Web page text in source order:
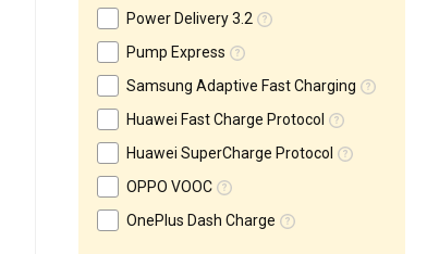
Power Delivery 3.2
Pump Express
Samsung Adaptive Fast Charging
Huawei Fast Charge Protocol
Huawei SuperCharge Protocol
OPPO VOOC
OnePlus Dash Charge